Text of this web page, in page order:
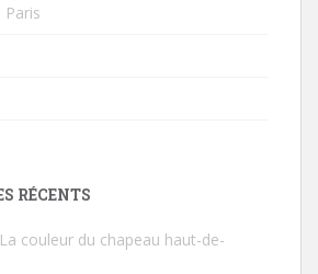
Paris
RÉCENTS
La couleur du chapeau haut-de-